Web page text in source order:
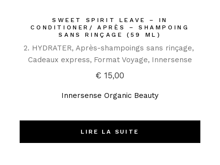
SWEET SPIRIT LEAVE – IN
CONDITIONER/ APRÈS – SHAMPOING
SANS RINÇAGE (59 ML)
2. HYDRATER Après-shampoings sans rinçage
Cadeaux express Format Voyage Innersense
€ 15,00
Innersense Organic Beauty
LIRE LA SUITE